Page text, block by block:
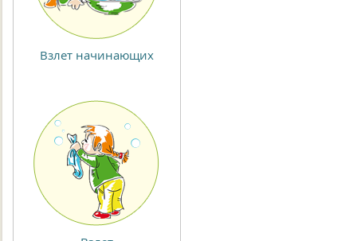
Взлет начинающих